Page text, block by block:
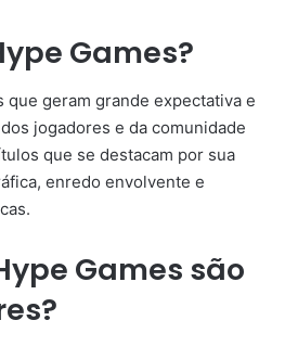
Games?
que geram grande expectativa e
jogadores e da comunidade
que se destacam por sua
enredo envolvente e
Games são